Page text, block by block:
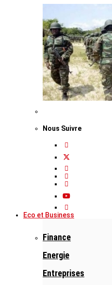
Nous Suivre
Eco et Business
Finance
Energie
Entreprises